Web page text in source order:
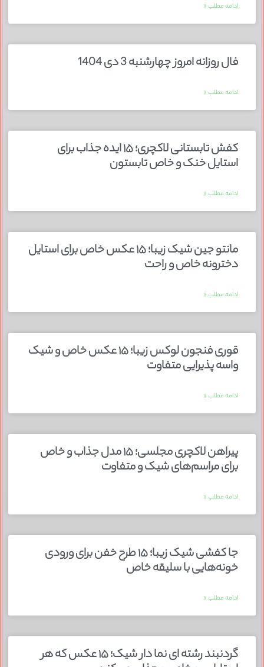
ادامه مطلب »
فال روزانه امروز چهارشنبه 3 دی 1404
ادامه مطلب »
کفش تابستانی لاکچری؛ ۱۵ ایده‌ جذاب برای
استایل خنک و خاص تابستون
ادامه مطلب »
مانتو جین شیک زیبا؛ ۱۵ عکس خاص برای استایل
دخترونه خاص و راحت
ادامه مطلب »
قوری فنجون لوکس زیبا؛ ۱۵ عکس خاص و شیک
واسه پذیرایی متفاوت
ادامه مطلب »
پیراهن لاکچری مجلسی؛ ۱۵ مدل جذاب و خاص
برای مراسم‌های شیک و متفاوت
ادامه مطلب »
جا کفشی شیک زیبا؛ ۱۵ طرح خفن برای ورودی
خونه‌هایی با سلیقه خاص
ادامه مطلب »
گردنبند رشته ای نما دار شیک؛ ۱۵ عکس که هر